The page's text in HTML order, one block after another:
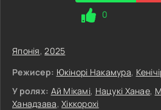
0
Японія,2025
Режисер: Юкінорі Накамура,
У ролях: Ай Мікамі, Нацукі Ханае,
Ханадзава,Хіккорохі